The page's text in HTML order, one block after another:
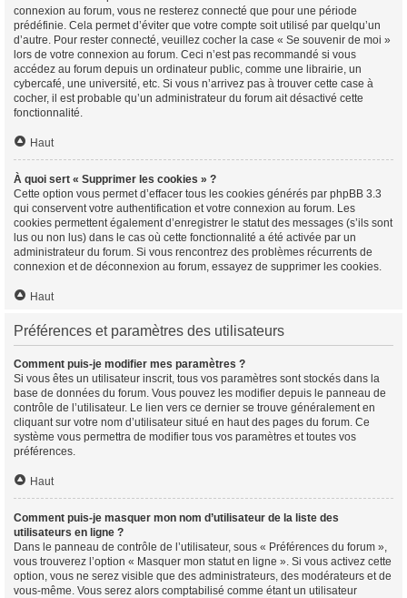
connexion au forum, vous ne resterez connecté que pour une période
prédéfinie. Cela permet d’éviter que votre compte soit utilisé par quelqu’un
d’autre. Pour rester connecté, veuillez cocher la case « Se souvenir de moi »
lors de votre connexion au forum. Ceci n’est pas recommandé si vous
accédez au forum depuis un ordinateur public, comme une librairie, un
cybercafé, une université, etc. Si vous n’arrivez pas à trouver cette case à
cocher, il est probable qu’un administrateur du forum ait désactivé cette
fonctionnalité.
Haut
À quoi sert « Supprimer les cookies » ?
Cette option vous permet d’effacer tous les cookies générés par phpBB 3.3
qui conservent votre authentification et votre connexion au forum. Les
cookies permettent également d’enregistrer le statut des messages (s’ils sont
lus ou non lus) dans le cas où cette fonctionnalité a été activée par un
administrateur du forum. Si vous rencontrez des problèmes récurrents de
connexion et de déconnexion au forum, essayez de supprimer les cookies.
Haut
Préférences et paramètres des utilisateurs
Comment puis-je modifier mes paramètres ?
Si vous êtes un utilisateur inscrit, tous vos paramètres sont stockés dans la
base de données du forum. Vous pouvez les modifier depuis le panneau de
contrôle de l’utilisateur. Le lien vers ce dernier se trouve généralement en
cliquant sur votre nom d’utilisateur situé en haut des pages du forum. Ce
système vous permettra de modifier tous vos paramètres et toutes vos
préférences.
Haut
Comment puis-je masquer mon nom d’utilisateur de la liste des
utilisateurs en ligne ?
Dans le panneau de contrôle de l’utilisateur, sous « Préférences du forum »,
vous trouverez l’option « Masquer mon statut en ligne ». Si vous activez cette
option, vous ne serez visible que des administrateurs, des modérateurs et de
vous-même. Vous serez alors comptabilisé comme étant un utilisateur